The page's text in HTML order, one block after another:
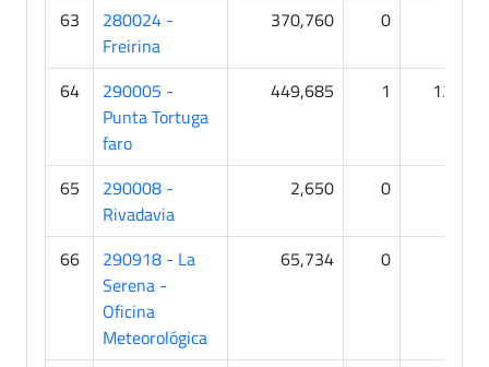
63
280024 -
Freirina
370,760 0
64
290005 -
Punta Tortuga
faro
449,685 1 131
65
290008 -
Rivadavia
2,650 0
66
290918 - La
Serena -
Oficina
Meteorológica
65,734 0